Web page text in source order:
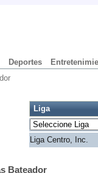
Deportes
Liga
Liga Centro, Inc.
Bateador